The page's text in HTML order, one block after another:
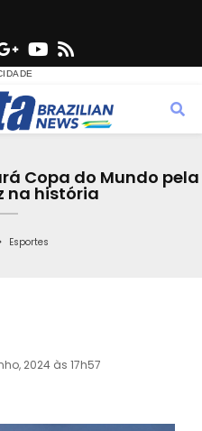
G
o
o
g
e
Y
u
t
b
s
Copa do Mundo pela
na história
Esportes
2024 às 17h57